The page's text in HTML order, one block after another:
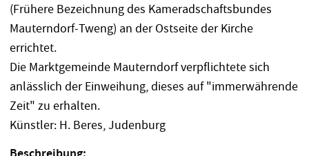
(Frühere Bezeichnung des Kameradschaftsbundes
Mauterndorf-Tweng) an der Ostseite der Kirche
errichtet.
Die Marktgemeinde Mauterndorf verpflichtete sich
anlässlich der Einweihung, dieses auf "immerwährende
Zeit" zu erhalten.
Künstler: H. Beres, Judenburg